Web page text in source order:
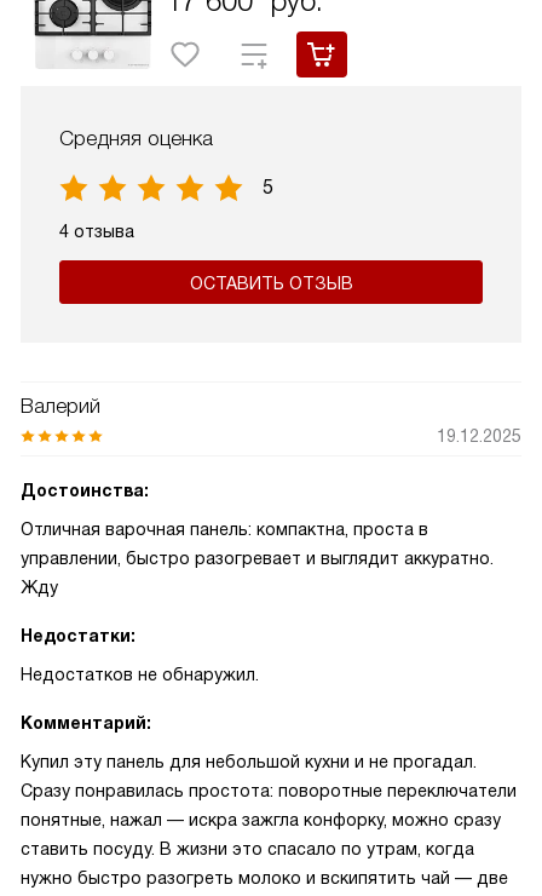
Средняя оценка
5
4 отзыва
ОСТАВИТЬ ОТЗЫВ
Валерий
19.12.2025
Достоинства:
Отличная варочная панель: компактна, проста в
управлении, быстро разогревает и выглядит аккуратно.
Жду
Недостатки:
Недостатков не обнаружил.
Комментарий:
Купил эту панель для небольшой кухни и не прогадал.
Сразу понравилась простота: поворотные переключатели
понятные, нажал — искра зажгла конфорку, можно сразу
ставить посуду. В жизни это спасало по утрам, когда
нужно быстро разогреть молоко и вскипятить чай — две